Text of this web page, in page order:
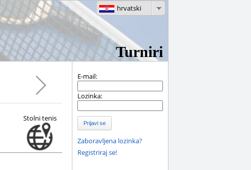
Turniri
hrvatski
Stolni tenis
E-mail:
Lozinka:
Prijavi se
Zaboravljena lozinka?
Registriraj se!